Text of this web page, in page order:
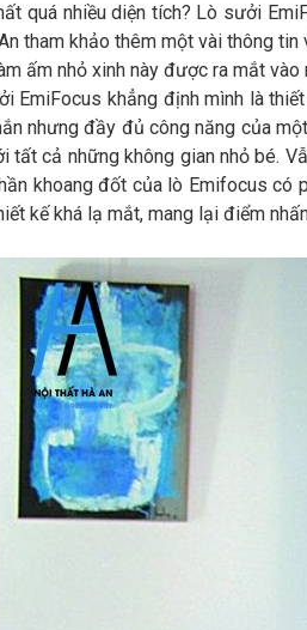
quá nhiều diện tích? Lò sưởi
tham khảo thêm một vài thông
ấm nhỏ xinh này được ra mắt
EmiFocus khẳng định mình là
nhưng đầy đủ công năng của
tất cả những không gian nhỏ bé.
khoang đốt của lò Emifocus có
kế khá lạ mắt, mang lại điểm